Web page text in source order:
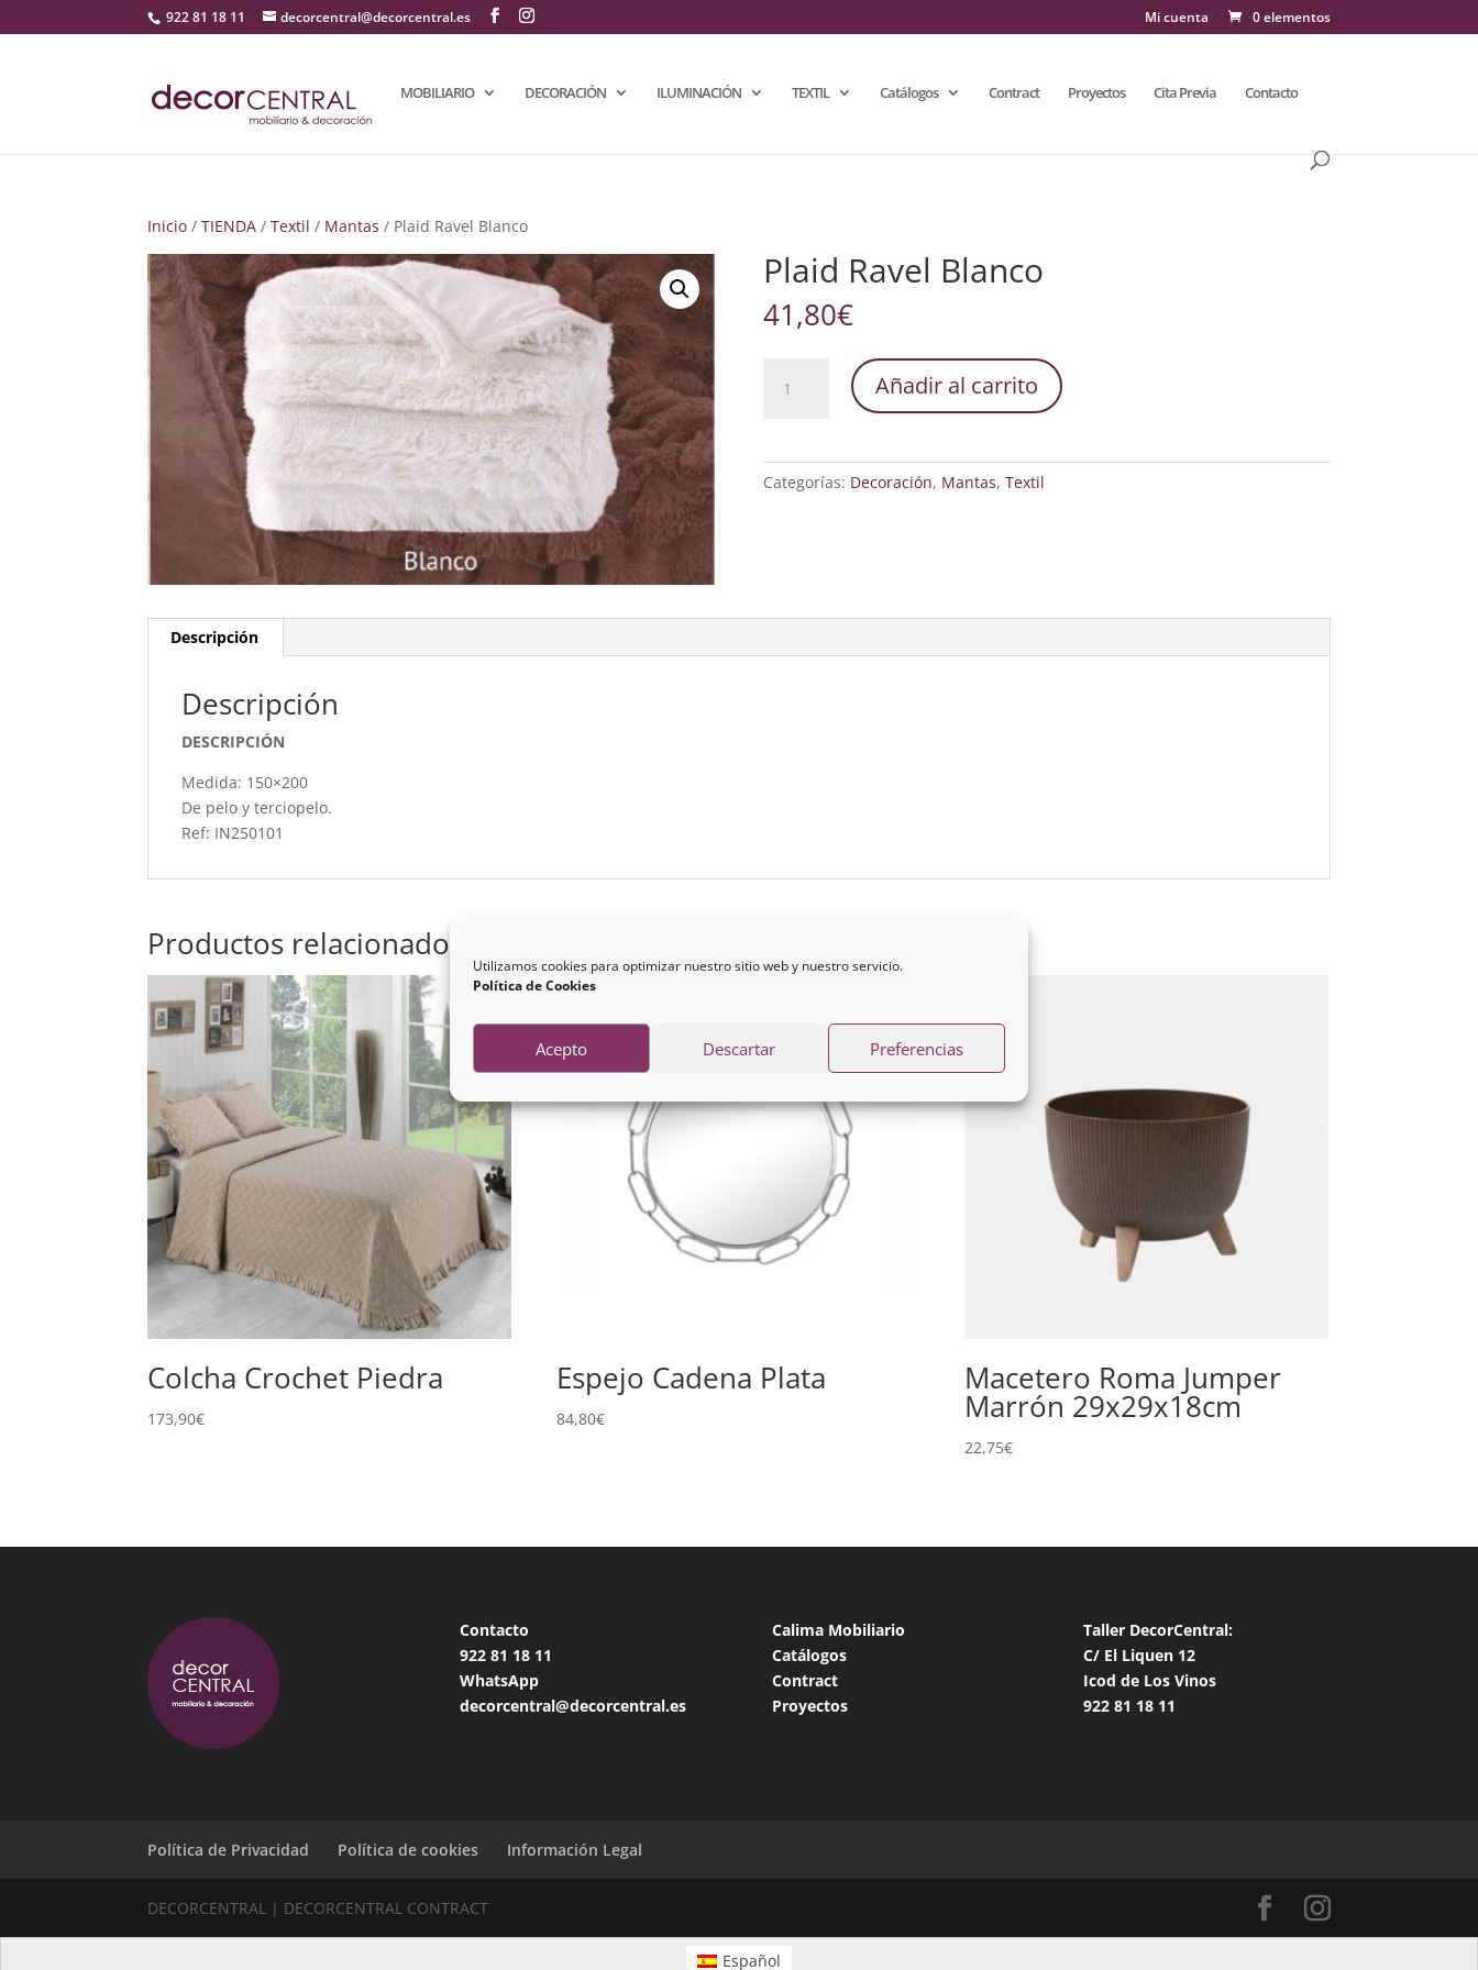
Utilizamos cookies para optimizar nuestro sitio web y nuestro servicio.
Política de Cookies
Acepto Descartar Preferencias
922 81 18 11 decorcentral@decorcentral.es Mi cuenta 0 elementos
MOBILIARIO DECORACIÓN ILUMINACIÓN TEXTIL Catálogos Contract Proyectos Cita Previa Contacto
Inicio /TIENDA /Textil / Mantas / Plaid Ravel Blanco
Plaid Ravel Blanco
41,80€
Ravel
Añadir al carrito
Categorías: Decoración, Mantas, Textil
Descripción
Descripción
DESCRIPCIÓN
Medida: 150×200
De pelo y terciopelo.
Ref: IN250101
Productos relacionados
Colcha Crochet Piedra
173,90€
Espejo Cadena Plata
84,80€
Macetero Roma Jumper
Marrón 29x29x18cm
22,75€
Contacto
922 81 18 11
WhatsApp
decorcentral@decorcentral.es
Calima Mobiliario
Catálogos
Contract
Proyectos
Taller DecorCentral:
C/ El Liquen 12
Icod de Los Vinos
922 81 18 11
Política de Privacidad Política de cookies Información Legal
DECORCENTRAL | DECORCENTRAL CONTRACT
Español